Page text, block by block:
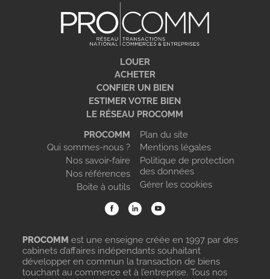
LOUER
ACHETER
CONFIER UN BIEN
ESTIMER VOTRE BIEN
LE RÉSEAU PROCOMM
PROCOMM
Qui sommes-nous ?
Nos savoir-faire
Nos références
Boite à outils
Plan du site
Mentions légales
Politique de protection
des données
Gérer les cookies
PROCOMM est une enseigne créée en 1997 par des
cabinets d’affaires indépendants souhaitant
développer en commun la transaction de biens
touchant au commerce et à l’entreprise. Tous nos